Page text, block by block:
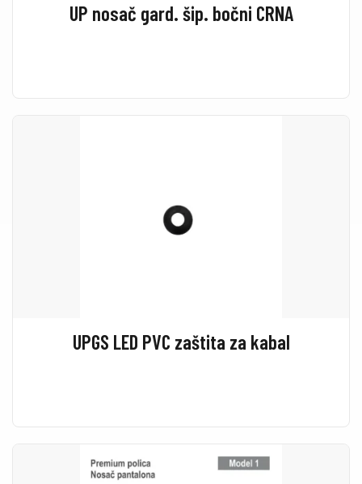
UP nosač gard. šip. bočni CRNA
UPGS LED PVC zaštita za kabal